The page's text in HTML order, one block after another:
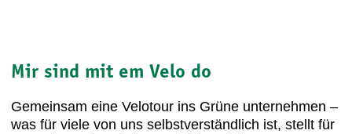
Mir sind mit em Velo do
Gemeinsam eine Velotour ins Grüne unternehmen –
was für viele von uns selbstverständlich ist, stellt für